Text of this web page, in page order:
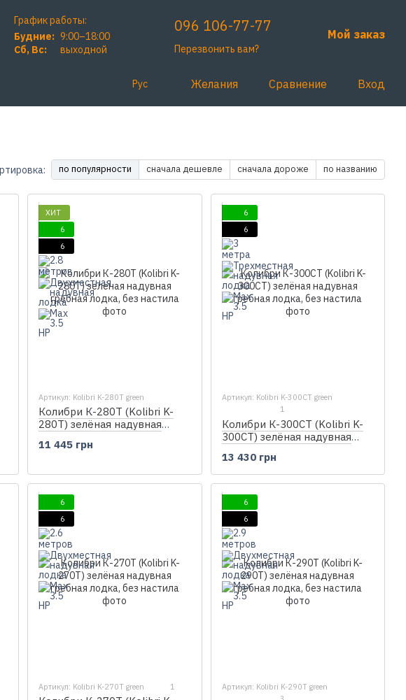
График работы:
Будние: 9:00–18:00
Сб, Вc:
выходной
096 106-77-77
Перезвонить вам?
Мой заказ
Рус Желания Сравнение Вход
по популярности сначала дешевле сначала дороже по названию
ХИТ
6
6
Артикул: Kolibri K-280T green
Колибри К-280Т (Kolibri K-
280T) зелёная надувная
11 445 грн
6
6
Артикул: Kolibri K-300CT green
1
Колибри К-300СТ (Kolibri K-
300CT) зелёная надувная
13 430 грн
6
6
Артикул: Kolibri K-270T green 1
6
6
Артикул: Kolibri K-290T green